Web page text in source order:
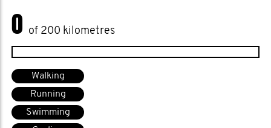
0 of 200 kilometres
Walking
Running
Swimming